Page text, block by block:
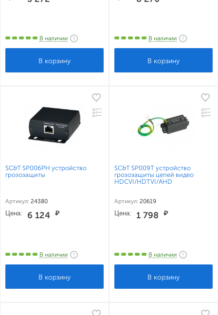
В наличии В наличии
SC&T SP006PH устройство
грозозащиты
Артикул: 24380
Цена: 6 124 ₽
В наличии
SC&T SP009T устройство
грозозащиты цепей видео
HDCVI/HDTVI/AHD
Артикул: 20619
Цена: 1 798 ₽
В наличии